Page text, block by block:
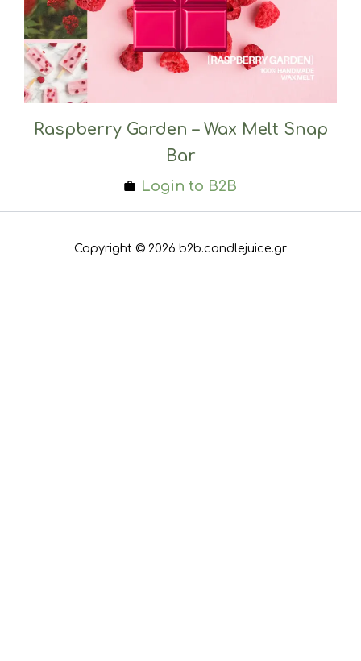
Raspberry Garden – Wax Melt Snap
Bar
Login to B2B
Copyright © 2026 b2b.candlejuice.gr